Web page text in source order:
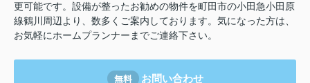
更可能です。設備が整ったお勧めの物件を町田市の小田急小田原
線鶴川周辺より、数多くご案内しております。気になった方は、
お気軽にホームプランナーまでご連絡下さい。
無料 お問い合わせ